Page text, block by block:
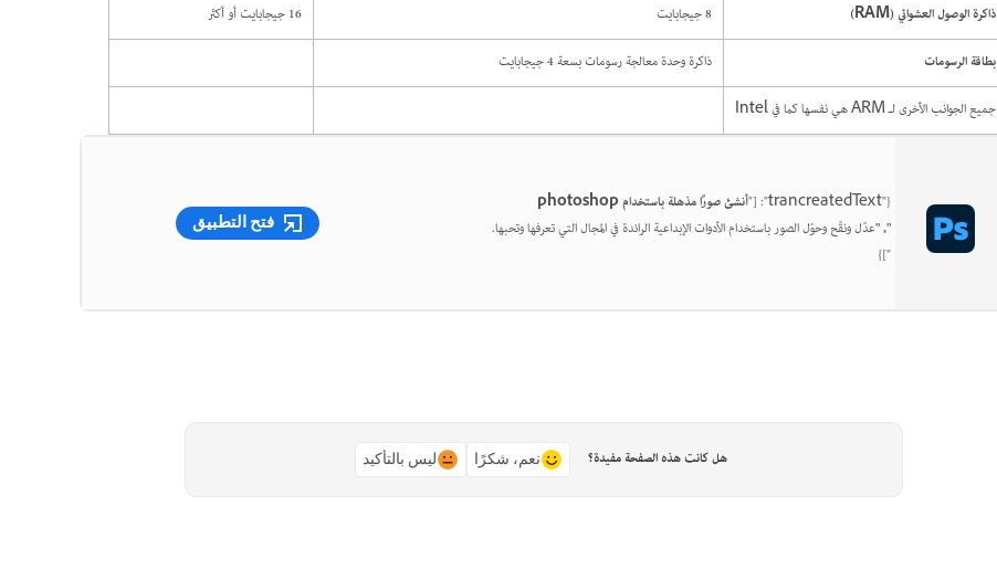
ذاكرة الوصول العشوائي (RAM)
8 جيجابايت
16 جيجابايت أو أكثر
بطاقة الرسومات
ذاكرة وحدة معالجة رسومات بسعة 4 جيجابايت
جميع الجوانب الأخرى لـ ARM هي نفسها كما في Intel
{"trancreatedText": ["
أنشئ صورًا مذهلة باستخدام photoshop
", "عدّل ونقّح وحوّل الصور باستخدام الأدوات الإبداعية الرائدة في المجال التي تعرفها وتحبها.
"]}
فتح التطبيق
هل كانت هذه الصفحة مفيدة؟ نعم، شكرًا ليس بالتأكيد